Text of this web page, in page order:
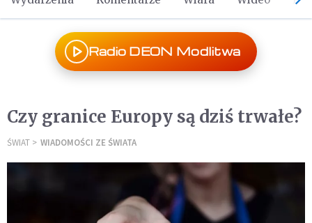
Radio DEON Modlitwa
Czy granice Europy są dziś trwałe?
ŚWIAT WIADOMOŚCI ZE ŚWIATA